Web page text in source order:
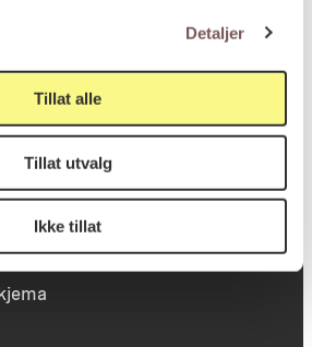
Detaljer
Tillat alle
Tillat utvalg
Ikke tillat